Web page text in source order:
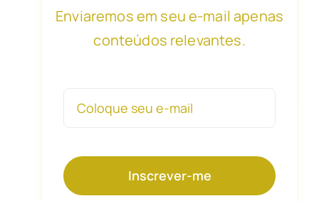
Enviaremos em seu e-mail apenas
conteúdos relevantes.
Inscrever-me